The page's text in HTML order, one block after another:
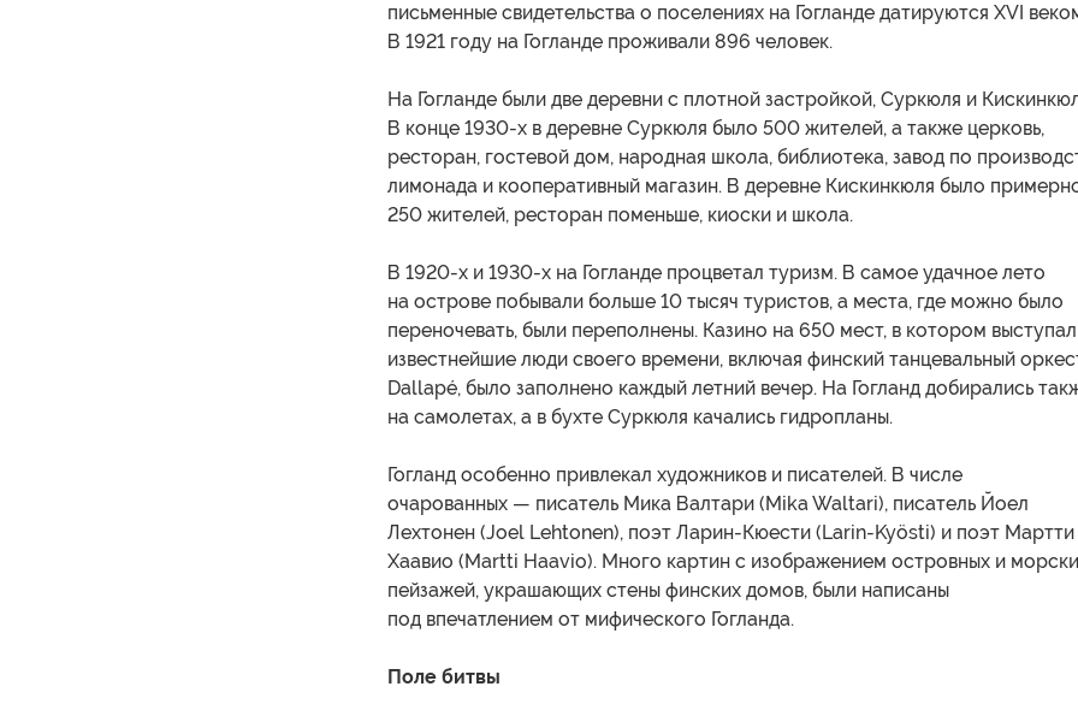
письменные свидетельства о поселениях на Гогланде датируются XVI
В 1921 году на Гогланде проживали 896 человек.
На Гогланде были две деревни с плотной застройкой, Суркюля и
В конце 1930-х в деревне Суркюля было 500 жителей, а также церковь,
ресторан, гостевой дом, народная школа, библиотека, завод по
лимонада и кооперативный магазин. В деревне Кискинкюля было
250 жителей, ресторан поменьше, киоски и школа.
В 1920-х и 1930-х на Гогланде процветал туризм. В самое удачное лето
на острове побывали больше 10 тысяч туристов, а места, где можно было
переночевать, были переполнены. Казино на 650 мест, в котором
известнейшие люди своего времени, включая финский танцевальный
Dallapé, было заполнено каждый летний вечер. На Гогланд добирались
на самолетах, а в бухте Суркюля качались гидропланы.
Гогланд особенно привлекал художников и писателей. В числе
очарованных — писатель Мика Валтари (Mika Waltari), писатель Йоел
Лехтонен (Joel Lehtonen), поэт Ларин-Кюести (Larin-Kyösti) и поэт Мартти
Хаавио (Martti Haavio). Много картин с изображением островных и
пейзажей, украшающих стены финских домов, были написаны
под впечатлением от мифического Гогланда.
Поле битвы